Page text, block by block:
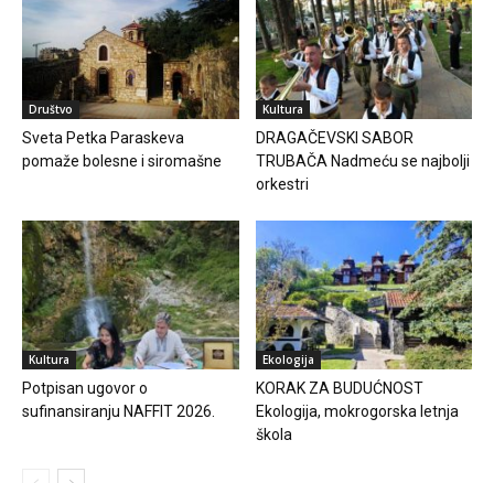
Društvo
Sveta Petka Paraskeva
pomaže bolesne i siromašne
Kultura
DRAGAČEVSKI SABOR
TRUBAČA Nadmeću se najbolji
orkestri
Kultura
Potpisan ugovor o
sufinansiranju NAFFIT 2026.
Ekologija
KORAK ZA BUDUĆNOST
Ekologija, mokrogorska letnja
škola